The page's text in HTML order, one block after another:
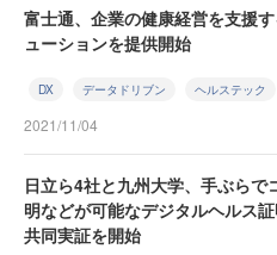
富士通、企業の健康経営を支援
ューションを提供開始
DX データドリブン ヘルステック
2021/11/04
日立ら4社と九州大学、手ぶらで
明などが可能なデジタルヘルス
共同実証を開始